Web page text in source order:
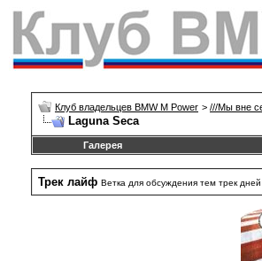
Клуб владельцев BMW M Power > ///Mы вне
Laguna Seca
Галерея
Трек лайф Ветка для обсуждения тем трек